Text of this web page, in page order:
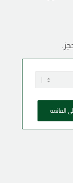
القائمة